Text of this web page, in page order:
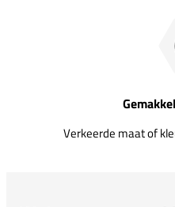
Verkeerde maat of